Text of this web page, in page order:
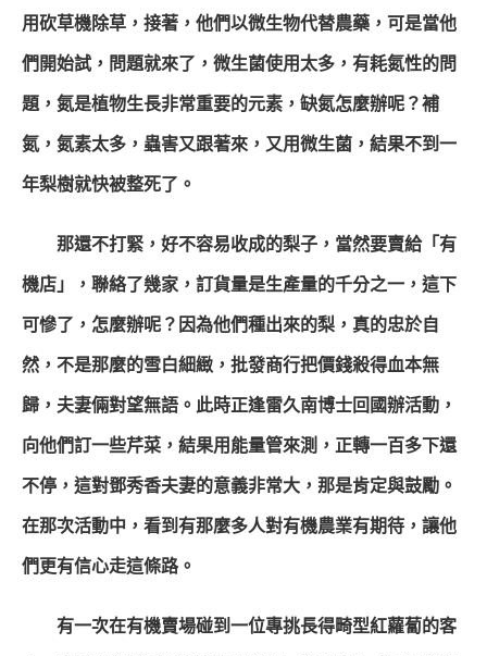
用砍草機除草，接著，他們以微生物代替農藥，可是當他
們開始試，問題就來了，微生菌使用太多，有耗氮性的問
題，氮是植物生長非常重要的元素，缺氮怎麼辦呢？補
氮，氮素太多，蟲害又跟著來，又用微生菌，結果不到一
年梨樹就快被整死了。
那還不打緊，好不容易收成的梨子，當然要賣給「有
機店」，聯絡了幾家，訂貨量是生產量的千分之一，這下
可慘了，怎麼辦呢？因為他們種出來的梨，真的忠於自
然，不是那麼的雪白細緻，批發商行把價錢殺得血本無
歸，夫妻倆對望無語。 此時正逢雷久南博士回國辦活動，
向他們訂一些芹菜，結果用能量管來測，正轉一百多下還
不停，這對鄧秀香夫妻的意義非常大，那是肯定與鼓勵。
在那次活動中，看到有那麼多人對有機農業有期待，讓他
們更有信心走這條路。
有一次在有機賣場碰到一位專挑長得畸型紅蘿蔔的客